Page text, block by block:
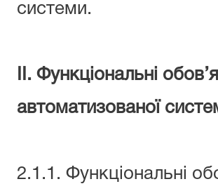
системи.
ІІ. Функціональні
автоматизованої
2.1.1. Функціональні